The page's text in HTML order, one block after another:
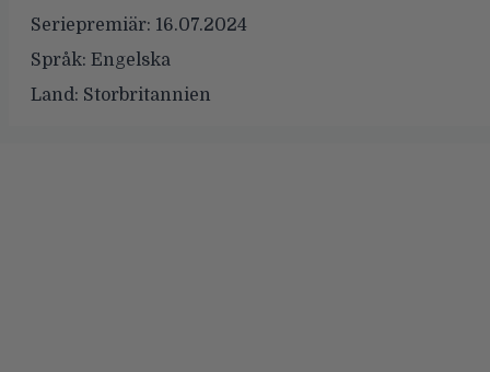
Seriepremiär: 16.07.2024
Språk: Engelska
Land: Storbritannien